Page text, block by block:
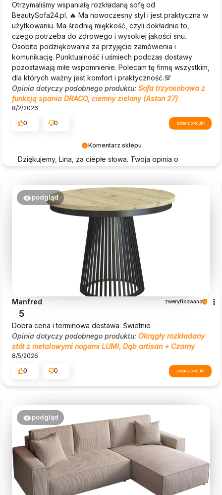
Komentarz sklepu
Dziękujemy, Lina, za ciepłe słowa. Twoja opinia o
Otrzymaliśmy wspaniałą rozkładaną sofę od
BeautySofa24.pl. 🔥 Ma nowoczesny styl i jest praktyczna w
użytkowaniu. Ma średnią miękkość, czyli dokładnie to,
czego potrzeba do zdrowego i wysokiej jakości snu.
Osobite podziękowania za przyjęcie zamówienia i
komunikację. Punktualność i uśmiech podczas dostawy
pozostawiają miłe wspomnienie. Polecam tę firmę wszystkim,
dla których ważny jest komfort i praktyczność.💯
Opinia dotyczy podobnego produktu: Sofa trzyosobowa z
funkcją spania DRACO, ciemny zielony (Aston 27)
8/2/2026
0
0 zobacz produkt
podgląd
Manfred zweryfikowano
5
Dobra cena i terminowa dostawa. Świetnie
Opinia dotyczy podobnego produktu: Okrągły rozkładany
stół z metalowymi nogami LUMI, Dąb artisan + Czarny
8/5/2026
0
0 zobacz produkt
podgląd